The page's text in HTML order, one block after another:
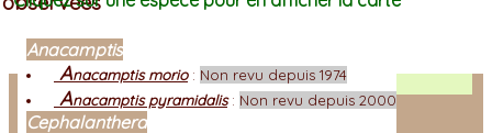
Facebook
Connexion adhérent
Anacamptis
Anacamptis morio: Non revu depuis 1974
Anacamptis pyramidalis: Non revu depuis 2000
Cephalanthera